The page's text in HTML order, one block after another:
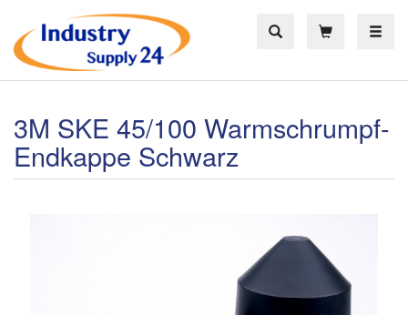
3M SKE 45/100 Warmschrumpf-
Endkappe Schwarz